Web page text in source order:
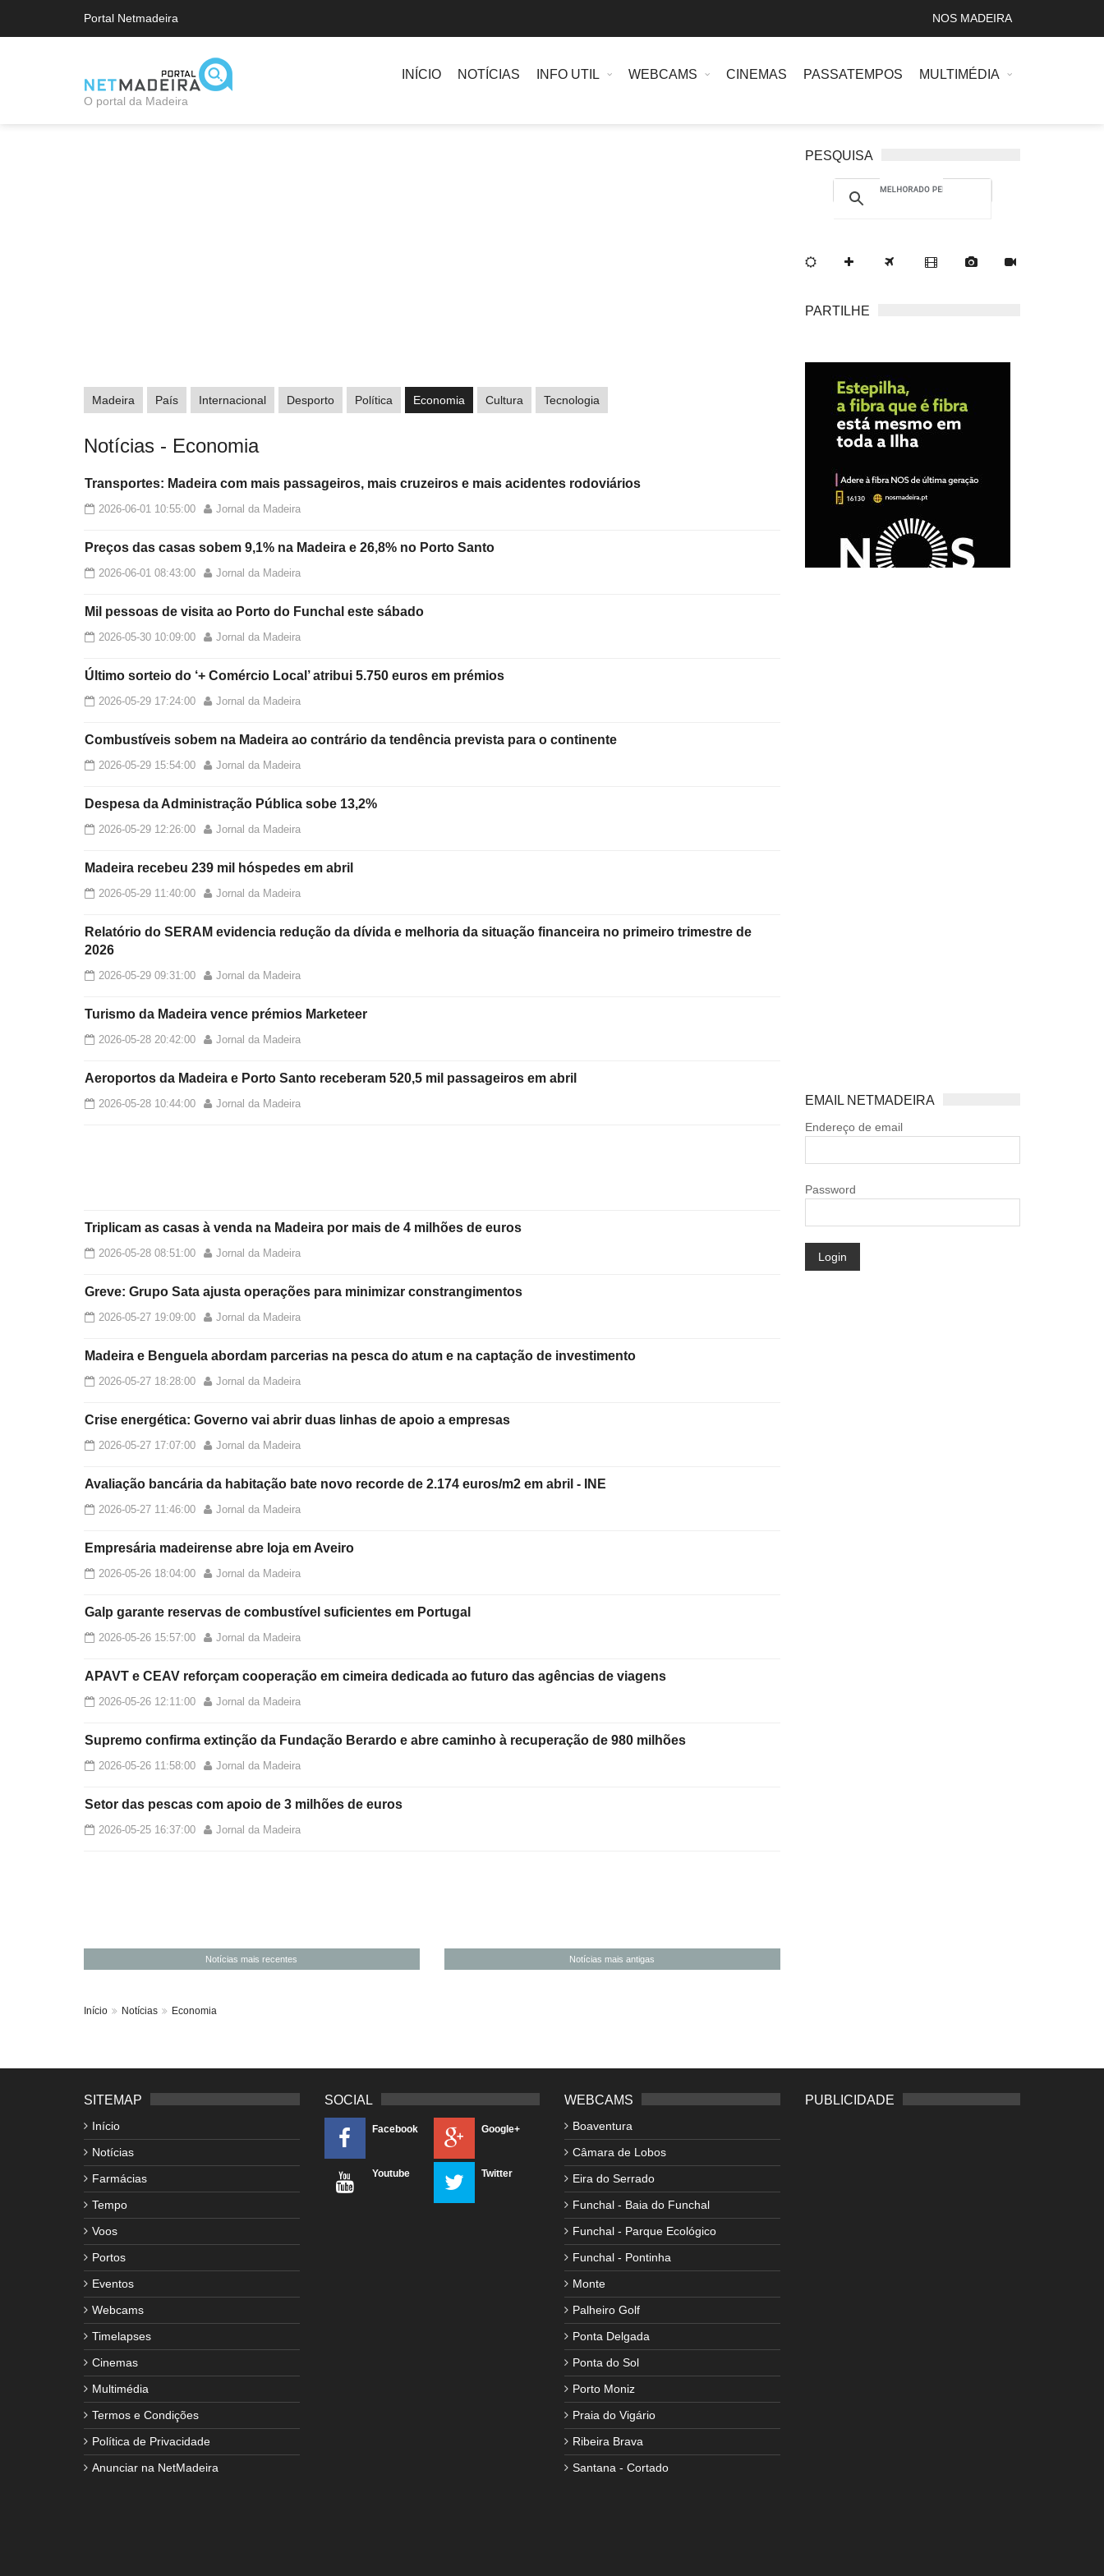
Portal Netmadeira NOS MADEIRA
O portal da Madeira
INÍCIO NOTÍCIAS INFO UTIL WEBCAMS CINEMAS PASSATEMPOS MULTIMÉDIA
Madeira País Internacional Desporto Política Economia Cultura Tecnologia
Notícias - Economia
Transportes: Madeira com mais passageiros, mais cruzeiros e mais acidentes rodoviários
2026-06-01 10:55:00 Jornal da Madeira
Preços das casas sobem 9,1% na Madeira e 26,8% no Porto Santo
2026-06-01 08:43:00 Jornal da Madeira
Mil pessoas de visita ao Porto do Funchal este sábado
2026-05-30 10:09:00 Jornal da Madeira
Último sorteio do ‘+ Comércio Local’ atribui 5.750 euros em prémios
2026-05-29 17:24:00 Jornal da Madeira
Combustíveis sobem na Madeira ao contrário da tendência prevista para o continente
2026-05-29 15:54:00 Jornal da Madeira
Despesa da Administração Pública sobe 13,2%
2026-05-29 12:26:00 Jornal da Madeira
Madeira recebeu 239 mil hóspedes em abril
2026-05-29 11:40:00 Jornal da Madeira
Relatório do SERAM evidencia redução da dívida e melhoria da situação financeira no primeiro trimestre de
2026
2026-05-29 09:31:00 Jornal da Madeira
Turismo da Madeira vence prémios Marketeer
2026-05-28 20:42:00 Jornal da Madeira
Aeroportos da Madeira e Porto Santo receberam 520,5 mil passageiros em abril
2026-05-28 10:44:00 Jornal da Madeira
Triplicam as casas à venda na Madeira por mais de 4 milhões de euros
2026-05-28 08:51:00 Jornal da Madeira
Greve: Grupo Sata ajusta operações para minimizar constrangimentos
2026-05-27 19:09:00 Jornal da Madeira
Madeira e Benguela abordam parcerias na pesca do atum e na captação de investimento
2026-05-27 18:28:00 Jornal da Madeira
Crise energética: Governo vai abrir duas linhas de apoio a empresas
2026-05-27 17:07:00 Jornal da Madeira
Avaliação bancária da habitação bate novo recorde de 2.174 euros/m2 em abril - INE
2026-05-27 11:46:00 Jornal da Madeira
Empresária madeirense abre loja em Aveiro
2026-05-26 18:04:00 Jornal da Madeira
Galp garante reservas de combustível suficientes em Portugal
2026-05-26 15:57:00 Jornal da Madeira
APAVT e CEAV reforçam cooperação em cimeira dedicada ao futuro das agências de viagens
2026-05-26 12:11:00 Jornal da Madeira
Supremo confirma extinção da Fundação Berardo e abre caminho à recuperação de 980 milhões
2026-05-26 11:58:00 Jornal da Madeira
Setor das pescas com apoio de 3 milhões de euros
2026-05-25 16:37:00 Jornal da Madeira
Notícias mais recentes Notícias mais antigas
PESQUISA
PARTILHE
EMAIL NETMADEIRA
Endereço de email
Password
Login
Início Notícias Economia
SITEMAP
Início
Notícias
Farmácias
Tempo
Voos
Portos
Eventos
Webcams
Timelapses
Cinemas
Multimédia
Termos e Condições
Política de Privacidade
Anunciar na NetMadeira
SOCIAL
Facebook Google+
Youtube Twitter
WEBCAMS
Boaventura
Câmara de Lobos
Eira do Serrado
Funchal - Baia do Funchal
Funchal - Parque Ecológico
Funchal - Pontinha
Monte
Palheiro Golf
Ponta Delgada
Ponta do Sol
Porto Moniz
Praia do Vigário
Ribeira Brava
Santana - Cortado
PUBLICIDADE